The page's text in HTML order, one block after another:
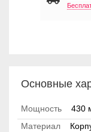
Основные
Мощность
430
Материал